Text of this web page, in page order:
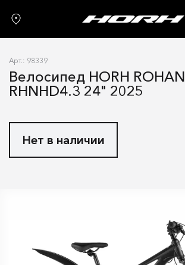
Запчасти
Аксессуары
О нас
Гарантия
Арт.: 98339
Велосипед HORH ROHAN
RHNHD4.3 24" 2025
Нет в наличии